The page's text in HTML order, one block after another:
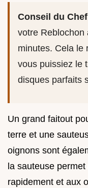
Conseil du Chef
votre Reblochon
minutes. Cela le
vous puissiez le
disques parfaits
Un grand faitout
terre et une
oignons sont
la sauteuse
rapidement et aux